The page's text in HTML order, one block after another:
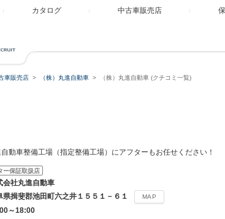
カタログ 中古車販売店
車販売店 （株）丸進自動車 （株）丸進自動車 (クチコミ一覧)
動車整備工場（指定整備工場）にアフターもお任せください！
ー保証取扱店
会社丸進自動車
県揖斐郡池田町六之井１５５１－６１ MAP
～18:00